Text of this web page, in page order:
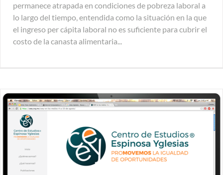
permanece atrapada en condiciones de pobreza laboral a
lo largo del tiempo, entendida como la situación en la que
el ingreso per cápita laboral no es suficiente para cubrir el
costo de la canasta alimentaria...